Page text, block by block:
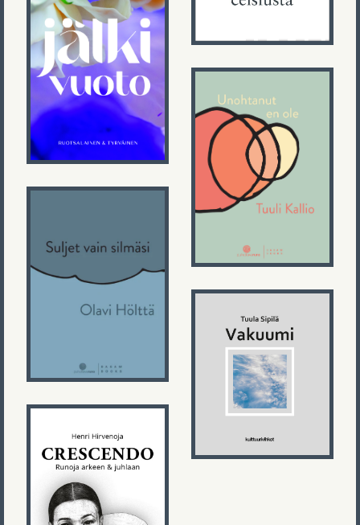
Nelli
Ruotsalainen
Jälkivuoto
Tuuli Kallio
Unohtanut en
ole
Olavi Hölttä
Suljet vain
silmäsi
Tuula Sipilä
Vakuumi
Henri Hirvenoja
Crescendo